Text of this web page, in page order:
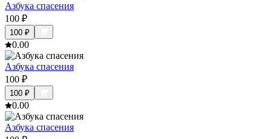
Азбука спасения
100 ₽
100 ₽
0.00
Азбука спасения
100 ₽
100 ₽
0.00
Азбука спасения